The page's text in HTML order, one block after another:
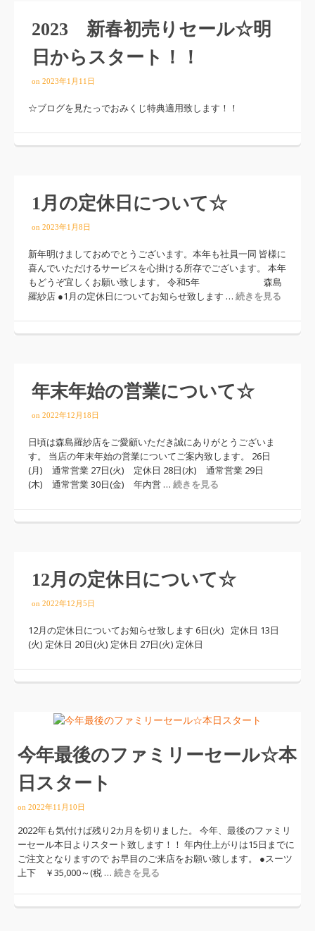
2023 新春初売りセール☆明
日からスタート！！
on 2023年1月11日
☆ブログを見たっでおみくじ特典適用致します！！
1月の定休日について☆
on 2023年1月8日
新年明けましておめでとうございます。本年も社員一同 皆様に
喜んでいただけるサービスを心掛ける所存でございます。 本年
もどうぞ宜しくお願い致します。 令和5年 森島
羅紗店 ●1月の定休日についてお知らせ致します … 続きを見る
年末年始の営業について☆
on 2022年12月18日
日頃は森島羅紗店をご愛顧いただき誠にありがとうございま
す。 当店の年末年始の営業についてご案内致します。 26日
(月) 通常営業 27日(火) 定休日 28日(水) 通常営業 29日
(木) 通常営業 30日(金) 年内営 … 続きを見る
12月の定休日について☆
on 2022年12月5日
12月の定休日についてお知らせ致します 6日(火) 定休日 13日
(火) 定休日 20日(火) 定休日 27日(火) 定休日
今年最後のファミリーセール☆本
日スタート
on 2022年11月10日
2022年も気付けば残り2カ月を切りました。 今年、最後のファミリ
ーセール本日よりスタート致します！！ 年内仕上がりは15日までに
ご注文となりますので お早目のご来店をお願い致します。 ●スーツ
上下 ￥35,000～(税 … 続きを見る